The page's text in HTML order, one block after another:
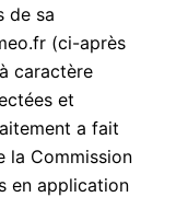
de sa
(ci-après
caractère
et
a fait
la Commission
en application